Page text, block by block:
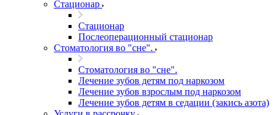
Стационар
Стационар
Послеоперационный стационар
Стоматология во "сне".
Стоматология во "сне".
Лечение зубов детям под наркозом
Лечение зубов взрослым под наркозом
Лечение зубов детям в седации (закись азота)